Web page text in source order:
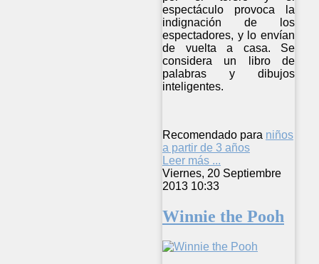
espectáculo provoca la
indignación de los
espectadores, y lo envían
de vuelta a casa. Se
considera un libro de
palabras y dibujos
inteligentes.
Recomendado para niños
a partir de 3 años
Leer más ...
Viernes, 20 Septiembre
2013 10:33
Winnie the Pooh